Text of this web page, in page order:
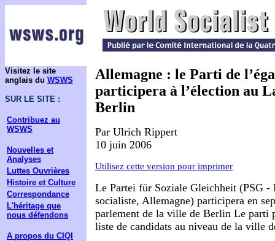
Visitez le site
anglais du WSWS
SUR LE SITE :
Contribuez au
WSWS
Nouvelles et
Analyses
Luttes Ouvrières
Histoire et Culture
Correspondance
L'héritage que
nous défendons
A propos du CIQI
Allemagne : le Parti de
participera à l’élection au
Berlin
Par Ulrich Rippert
10 juin 2006
Utilisez cette version pour imprimer
Le Partei für Soziale Gleichheit (PSG -
socialiste, Allemagne) participera en
parlement de la ville de Berlin Le parti
liste de candidats au niveau de la ville